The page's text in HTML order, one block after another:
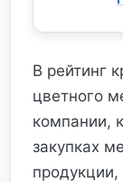
В рейтинг
цветного
компании,
закупках